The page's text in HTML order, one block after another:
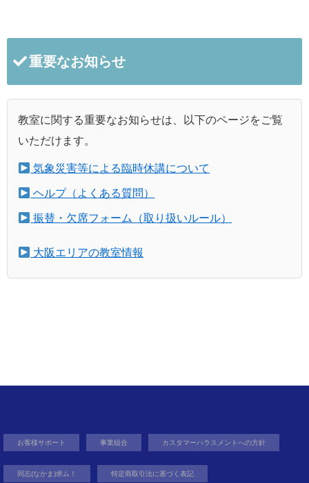
重要なお知らせ
教室に関する重要なお知らせは、以下のページをご覧
いただけます。
気象災害等による臨時休講について
ヘルプ（よくある質問）
振替・欠席フォーム（取り扱いルール）
大阪エリアの教室情報
お客様サポート 事業組合 カスタマーハラスメントへの方針
同志(なかま)求ム！ 特定商取引法に基づく表記